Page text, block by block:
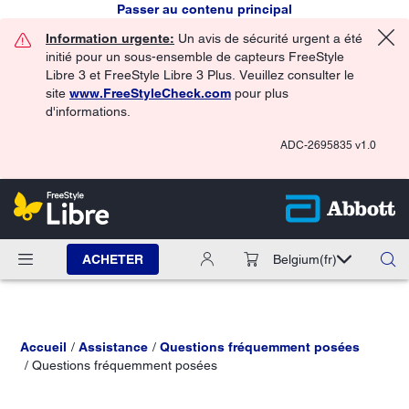
Passer au contenu principal
Information urgente: Un avis de sécurité urgent a été
initié pour un sous-ensemble de capteurs FreeStyle
Libre 3 et FreeStyle Libre 3 Plus. Veuillez consulter le
site www.FreeStyleCheck.com pour plus
d'informations.
ADC-2695835 v1.0
ACHETER Belgium(fr)
Accueil Assistance
Questions fréquemment posées
Questions fréquemment posées